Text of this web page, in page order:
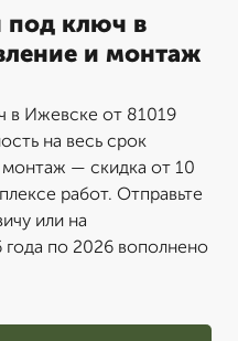
под ключ в
и монтаж
в Ижевске от 81019
на весь срок
— скидка от 10
работ. Отправьте
или на
по 2026 вополнено